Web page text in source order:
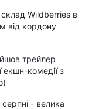
Wildberries в
від кордону
трейлер
екшн-комедії з
- велика